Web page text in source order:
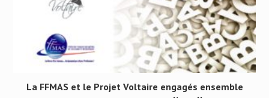
La FFMAS et le Projet Voltaire engagés ensemble